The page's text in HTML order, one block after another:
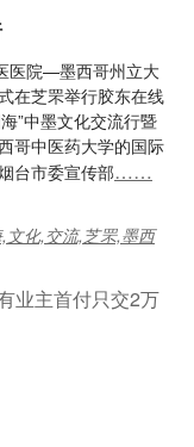
医院—墨西哥州立大
在芝罘举行胶东在线
”中墨文化交流行暨
哥中医药大学的国际
台市委宣传部……
文化,交流,芝罘,墨西